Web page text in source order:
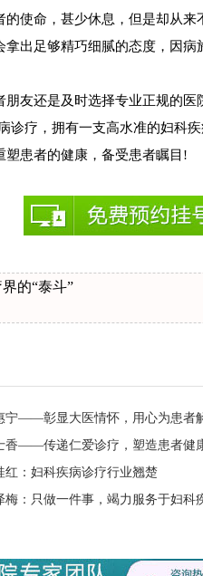
使命，甚少休息，但是却从来
出足够精巧细腻的态度，因病
友还是及时选择专业正规的医
诊疗，拥有一支高水准的妇科疾
塑患者的健康，备受患者瞩目!
的“泰斗”
宁——彰显大医情怀，用心为患者
香——传递仁爱诊疗，塑造患者健
红：妇科疾病诊疗行业翘楚
梅：只做一件事，竭力服务于妇科